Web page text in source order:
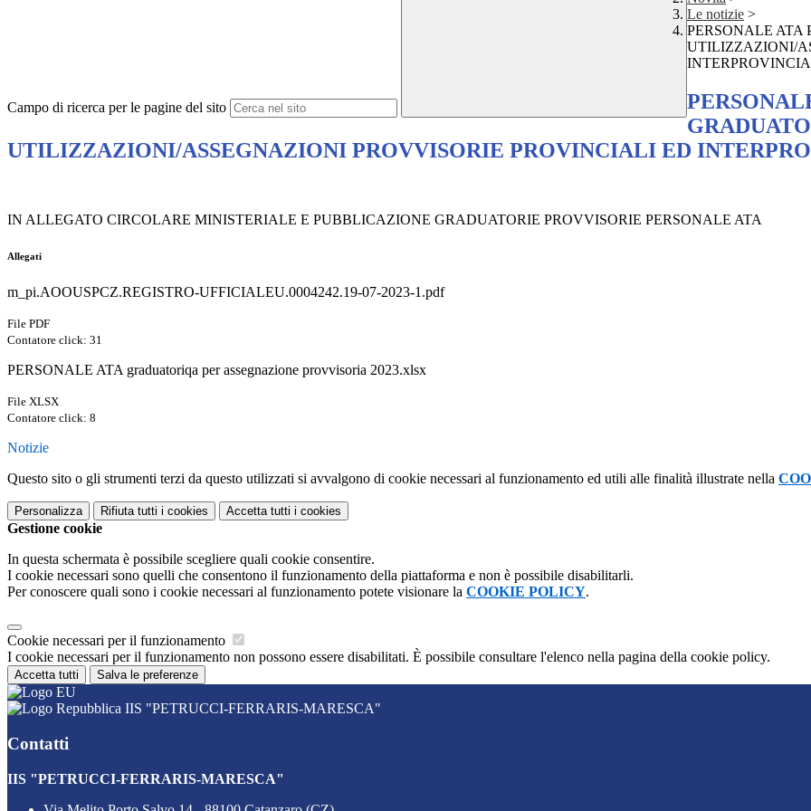
Campo di ricerca per le pagine del sito
Le notizie >
PERSONALE ATA
UTILIZZAZIONI/
UTILIZZAZIONI/ASSEGNAZIONI PROVVISORIE PROVINCIALI ED
IN ALLEGATO CIRCOLARE MINISTERIALE E PUBBLICAZIONE GRADUATORIE PROVVISORIE PERSONALE ATA
Allegati
m_pi.AOOUSPCZ.REGISTRO-UFFICIALEU.0004242.19-07-2023-1.pdf
File PDF
Contatore click: 31
PERSONALE ATA graduatoriqa per assegnazione provvisoria 2023.xlsx
File XLSX
Contatore click: 8
Notizie
Questo sito o gli strumenti terzi da questo utilizzati si avvalgono di cookie necessari al funzionamento ed utili alle finalità illustrate nella
Personalizza Rifiuta tutti i cookies Accetta tutti i cookies
Gestione cookie
In questa schermata è possibile scegliere quali cookie consentire.
I cookie necessari sono quelli che consentono il funzionamento della piattaforma e non è possibile disabilitarli.
Per conoscere quali sono i cookie necessari al funzionamento potete visionare la COOKIE POLICY.
Cookie necessari per il funzionamento
I cookie necessari per il funzionamento non possono essere disabilitati. È possibile consultare l'elenco nella pagina della cookie policy.
Accetta tutti Salva le preferenze
IIS "PETRUCCI-FERRARIS-MARESCA"
Contatti
IIS "PETRUCCI-FERRARIS-MARESCA"